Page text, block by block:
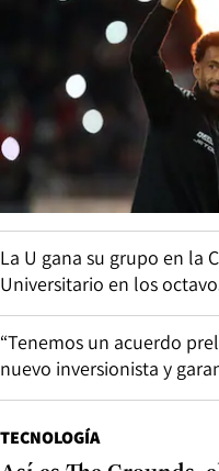
La U gana su grupo en la
Universitario en los
“Tenemos un acuerdo
nuevo inversionista y
TECNOLOGÍA